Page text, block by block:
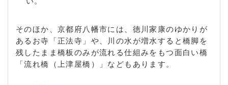
そのほか、京都府八幡市には、徳川家康のゆかりが
あるお寺「正法寺」や、川の水が増水すると橋脚を
残したまま橋板のみが流れる仕組みをもつ面白い橋
「流れ橋（上津屋橋）」などもあります。